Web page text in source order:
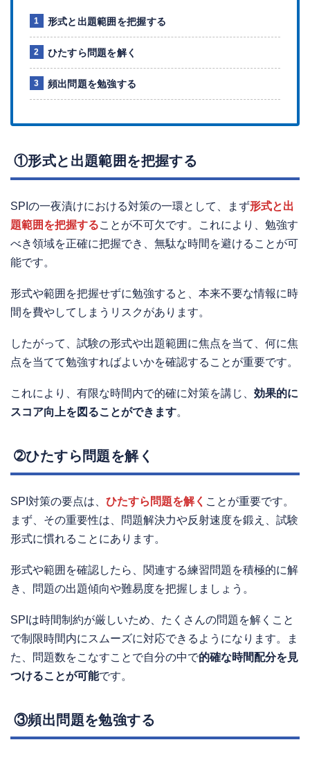
形式と出題範囲を把握する
ひたすら問題を解く
頻出問題を勉強する
①形式と出題範囲を把握する
SPIの一夜漬けにおける対策の一環として、まず形式と出
題範囲を把握することが不可欠です。これにより、勉強す
べき領域を正確に把握でき、無駄な時間を避けることが可
能です。
形式や範囲を把握せずに勉強すると、本来不要な情報に時
間を費やしてしまうリスクがあります。
したがって、試験の形式や出題範囲に焦点を当て、何に焦
点を当てて勉強すればよいかを確認することが重要です。
これにより、有限な時間内で的確に対策を講じ、 効果的に
スコア向上を図ることができます。
➁ひたすら問題を解く
SPI対策の要点は、 ひたすら問題を解く ことが重要です。
まず、その重要性は、問題解決力や反射速度を鍛え、試験
形式に慣れることにあります。
形式や範囲を確認したら、関連する練習問題を積極的に解
き、問題の出題傾向や難易度を把握しましょう。
SPIは時間制約が厳しいため、たくさんの問題を解くこと
で制限時間内にスムーズに対応できるようになります。ま
た、問題数をこなすことで自分の中で的確な時間配分を見
つけることが可能です。
③頻出問題を勉強する